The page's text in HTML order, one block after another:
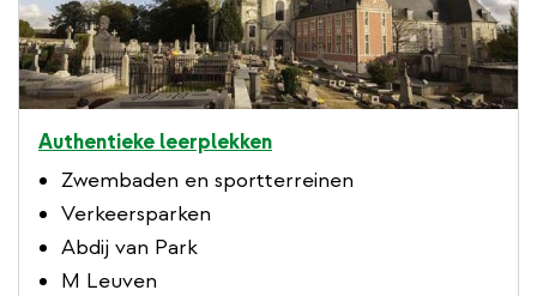
Authentieke leerplekken
Zwembaden en sportterreinen
Verkeersparken
Abdij van Park
M Leuven